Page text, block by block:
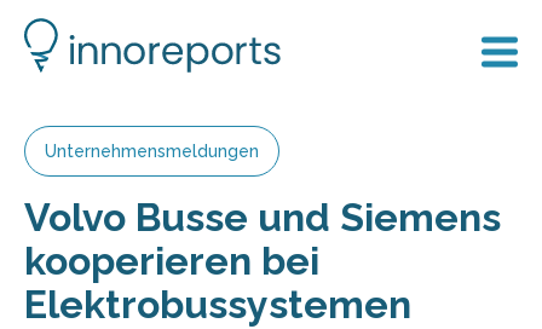
Unternehmensmeldungen
Volvo Busse und Siemens
kooperieren bei
Elektrobussystemen